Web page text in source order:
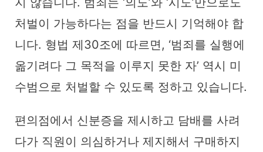
처벌이 가능하다는 점을 반드시 기억해야 합
니다. 형법 제30조에 따르면, ‘범죄를 실행에
옮기려다 그 목적을 이루지 못한 자’ 역시 미
수범으로 처벌할 수 있도록 정하고 있습니다.
편의점에서 신분증을 제시하고 담배를 사려
다가 직원이 의심하거나 제지해서 구매하지